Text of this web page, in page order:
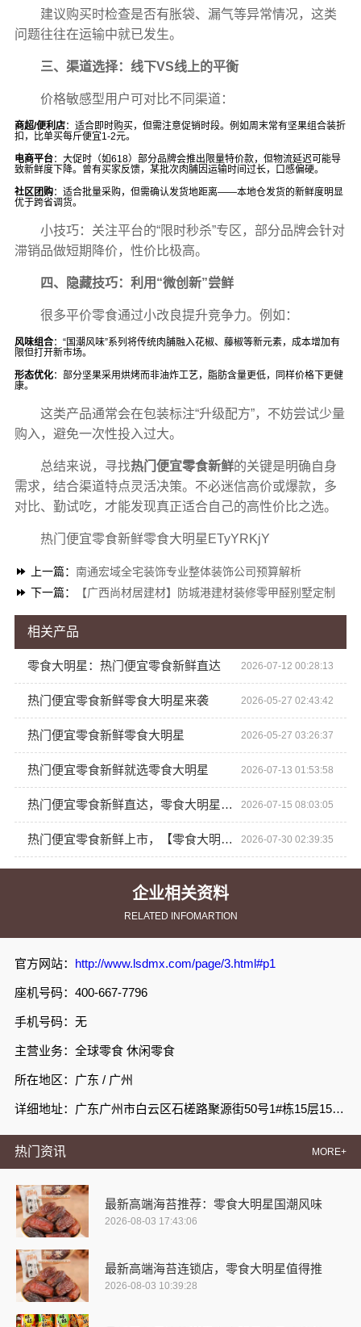
企业相关资料
RELATED INFOMARTION
官方网站： http://www.lsdmx.com/page/3.html#p1
座机号码：400-667-7796
手机号码：无
主营业务：全球零食 休闲零食
所在地区：广东 / 广州
详细地址：广东广州市白云区石槎路聚源街50号1#栋15层1508室
热门资讯 MORE+
最新高端海苔推荐：零食大明星国潮风味
2026-08-03 17:43:06
最新高端海苔连锁店，零食大明星值得推
2026-08-03 10:39:28
建议购买时检查是否有胀袋、漏气等异常情况，这类
问题往往在运输中就已发生。
三、渠道选择：线下VS线上的平衡
价格敏感型用户可对比不同渠道：
商超/便利店：适合即时购买，但需注意促销时段。例如周末常有坚果组合装折
扣，比单买每斤便宜1-2元。
电商平台：大促时（如618）部分品牌会推出限量特价款，但物流延迟可能导
致新鲜度下降。曾有买家反馈，某批次肉脯因运输时间过长，口感偏硬。
社区团购：适合批量采购，但需确认发货地距离——本地仓发货的新鲜度明显
优于跨省调货。
小技巧：关注平台的“限时秒杀”专区，部分品牌会针对
滞销品做短期降价，性价比极高。
四、隐藏技巧：利用“微创新”尝鲜
很多平价零食通过小改良提升竞争力。例如：
风味组合：“国潮风味”系列将传统肉脯融入花椒、藤椒等新元素，成本增加有
限但打开新市场。
形态优化：部分坚果采用烘烤而非油炸工艺，脂肪含量更低，同样价格下更健
康。
这类产品通常会在包装标注“升级配方”，不妨尝试少量
购入，避免一次性投入过大。
总结来说，寻找热门便宜零食新鲜的关键是明确自身
需求，结合渠道特点灵活决策。不必迷信高价或爆款，多
对比、勤试吃，才能发现真正适合自己的高性价比之选。
热门便宜零食新鲜零食大明星ETyYRKjY
上一篇： 南通宏域全宅装饰专业整体装饰公司预算解析
下一篇：
【广西尚材居建材】防城港建材装修零甲醛别墅定制
相关产品
零食大明星：热门便宜零食新鲜直达 2026-07-12 00:28:13
热门便宜零食新鲜零食大明星来袭 2026-05-27 02:43:42
热门便宜零食新鲜零食大明星 2026-05-27 03:26:37
热门便宜零食新鲜就选零食大明星 2026-07-13 01:53:58
热门便宜零食新鲜直达，零食大明星优选 2026-07-15 08:03:05
热门便宜零食新鲜上市，【零食大明星】邀您惊喜品尝！ 2026-07-30 02:39:35